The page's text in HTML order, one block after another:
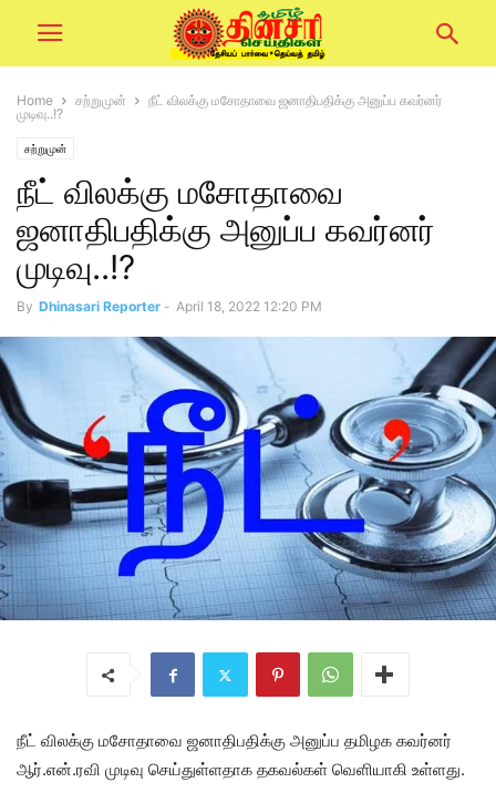
Home சற்றுமுன்
நீட் விலக்கு மசோதாவை ஜனாதிபதிக்கு அனுப்ப கவர்னர்
முடிவு..!?
சற்றுமுன்
நீட் விலக்கு மசோதாவை
ஜனாதிபதிக்கு அனுப்ப கவர்னர்
முடிவு..!?
By Dhinasari Reporter - April 18, 2022 12:20 PM
நீட் விலக்கு மசோதாவை ஜனாதிபதிக்கு அனுப்ப தமிழக கவர்னர்
ஆர்.என்.ரவி முடிவு செய்துள்ளதாக தகவல்கள் வெளியாகி உள்ளது.